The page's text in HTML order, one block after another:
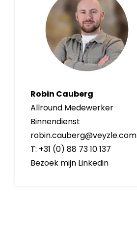
Robin Cauberg
Allround Medewerker
Binnendienst
robin.cauberg@veyzle.com
T: +31 (0) 88 73 10 137
Bezoek mijn Linkedin